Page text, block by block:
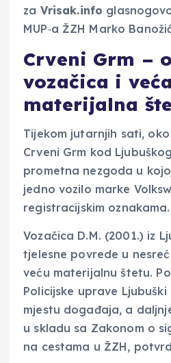
za Vrisak.info
MUP‑a ŽZH Marko
Crveni Grm –
vozačica i veća
materijalna
Tijekom jutarnjih sati, oko
Crveni Grm kod
prometna nezgoda u
jedno vozilo marke
registracijskim oznakama.
Vozačica D.M. (2001.) iz
tjelesne povrede u
veću materijalnu štetu.
Policijske uprave
mjestu događaja, a
u skladu sa Zakonom o
na cestama u ŽZH,